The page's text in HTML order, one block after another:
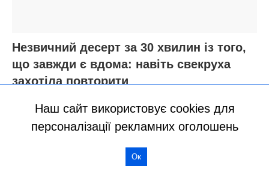
Наш сайт використовує cookies для
персоналізації рекламних оголошень
Ок